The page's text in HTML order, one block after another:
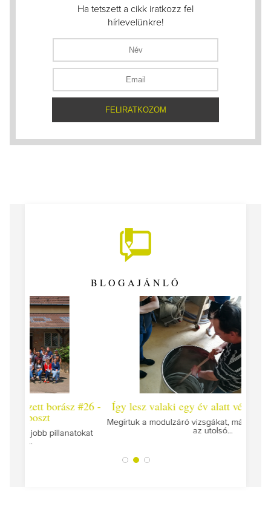
Ha tetszett a cikk iratkozz fel
hírlevelünkre!
BLOGAJÁNLÓ
Így lesz valaki egy év alatt végzett borász #25
Megírtuk a modulzáró vizsgákat, már lázasan készülünk